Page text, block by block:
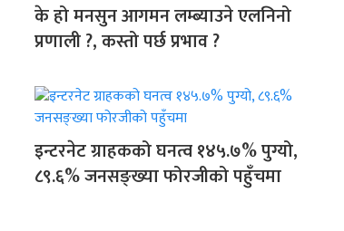
के हो मनसुन आगमन लम्ब्याउने एलनिनो
प्रणाली ?, कस्तो पर्छ प्रभाव ?
इन्टरनेट ग्राहकको घनत्व १४५.७% पुग्यो,
८९.६% जनसङ्ख्या फोरजीको पहुँचमा